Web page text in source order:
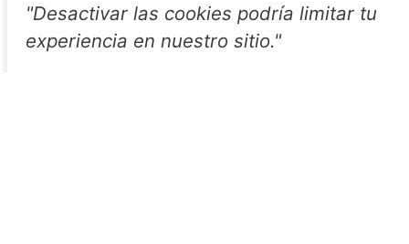
"Desactivar las cookies podría limitar tu
experiencia en nuestro sitio."